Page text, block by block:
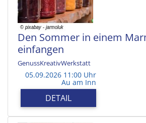
Den Sommer in einem
einfangen
GenussKreativWerkstatt
05.09.2026 11:00 Uhr
Au am Inn
DETAIL